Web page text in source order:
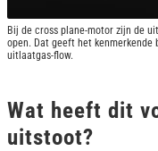
Bij de cross plane-motor zijn de
open. Dat geeft het kenmerkende
uitlaatgas-flow.
Wat heeft dit
uitstoot?